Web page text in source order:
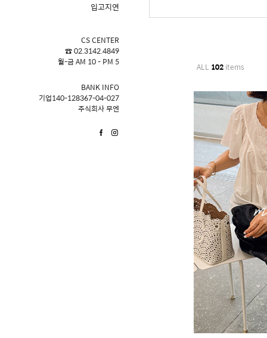
입고지연
CS CENTER
☎ 02.3142.4849
월-금 AM 10 - PM 5
BANK INFO
기업140-128367-04-027
주식회사 무엔
ALL 102 items